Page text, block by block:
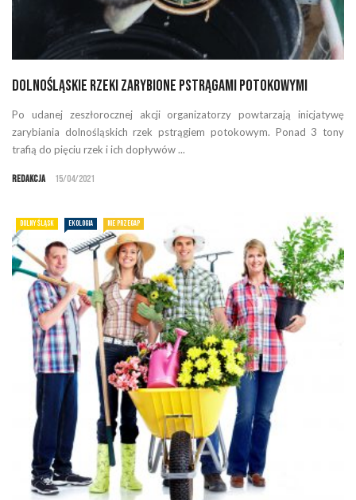
Dolnośląskie rzeki zarybione pstrągami potokowymi
Po udanej zeszłorocznej akcji organizatorzy powtarzają inicjatywę
zarybiania dolnośląskich rzek pstrągiem potokowym. Ponad 3 tony
trafią do pięciu rzek i ich dopływów ...
Redakcja 15/04/2021
DOLNY ŚLĄSK EKOLOGIA NIE PRZEGAP